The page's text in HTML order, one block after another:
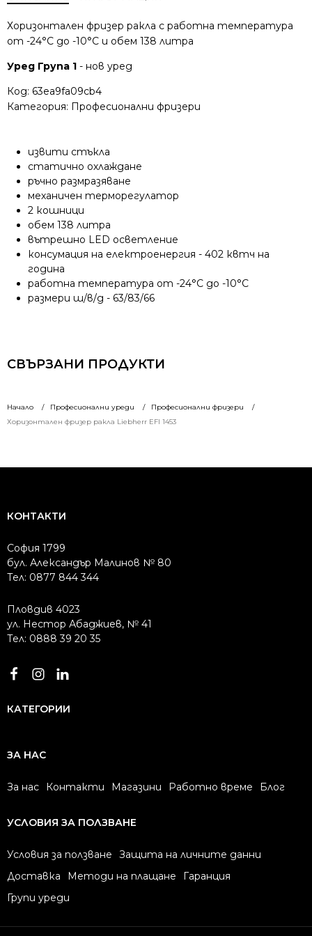
Начало Професионални уреди
Професионални фризери
Хоризонтален фризер ракла Liebherr EFI 1453
Хоризонтален фризер ракла с работна температура
от -24°C до -10°C и обем 138 литра
Уред Група 1 - нов уред
Код: 63ea9fa09cb4
Категория: Професионални фризери
извити стъкла
статично охлаждане
ръчно размразяване
механичен терморегулатор
2 кошници
обем 138 литра
вътрешно LED осветление
консумация на електроенергия - 402 квтч на
година
работна температура от -24°C до -10°C
размери ш/в/д - 63/83/66
СВЪРЗАНИ ПРОДУКТИ
КОНТАКТИ
София 1799
бул. Александър Малинов № 80
Тел: 0877 844 344
Пловдив 4023
ул. Нестор Абаджиев, № 41
Тел: 0888 39 20 35
КАТЕГОРИИ
ЗА НАС
За нас Контакти Магазини Работно време Блог
УСЛОВИЯ ЗА ПОЛЗВАНЕ
Условия за ползване
Защита на личните данни
Доставка
Методи на плащане
Гаранция
Групи уреди